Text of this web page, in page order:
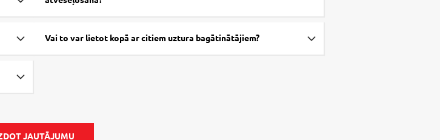
un
Vai to var lietot kopā ar citiem uztura bagātinātājiem?
JAUTĀJUMU